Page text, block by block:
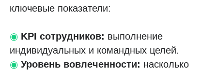
ключевые показатели:
◉ KPI сотрудников: выполнение
индивидуальных и командных целей.
◉ Уровень вовлеченности: насколько